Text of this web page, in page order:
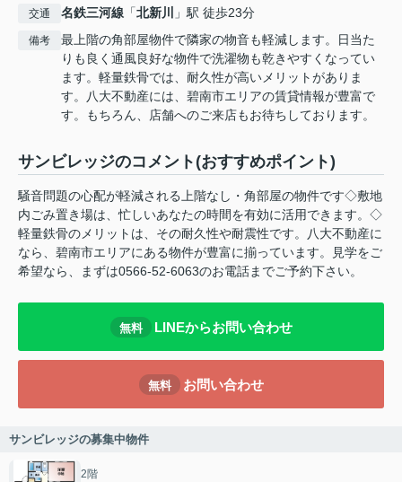
交通 名鉄三河線 「北新川 」駅 徒歩23分
備考
最上階の角部屋物件で隣家の物音も軽減します。日当た
りも良く通風良好な物件で洗濯物も乾きやすくなってい
ます。軽量鉄骨では、耐久性が高いメリットがありま
す。八大不動産には、碧南市エリアの賃貸情報が豊富で
す。もちろん、店舗へのご来店もお待ちしております。
サンビレッジのコメント(おすすめポイント)
騒音問題の心配が軽減される上階なし・角部屋の物件です◇敷地
内ごみ置き場は、忙しいあなたの時間を有効に活用できます。◇
軽量鉄骨のメリットは、その耐久性や耐震性です。八大不動産に
なら、碧南市エリアにある物件が豊富に揃っています。見学をご
希望なら、まずは0566-52-6063のお電話までご予約下さい。
無料 LINEからお問い合わせ
無料 お問い合わせ
サンビレッジの募集中物件
2階